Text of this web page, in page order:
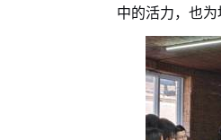
中的活力，也